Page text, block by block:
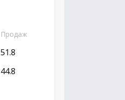
Продаж
51.8
44.8